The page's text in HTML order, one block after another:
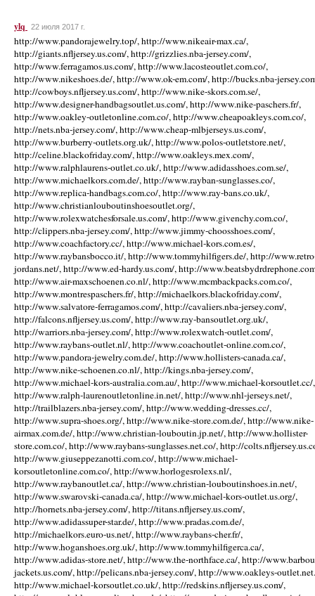
ylq 22 июля 2017 г.
http://www.pandorajewelry.top/, http://www.nikeair-max.ca/,
http://giants.nfljersey.us.com/, http://grizzlies.nba-jersey.com/,
http://www.ferragamos.us.com/, http://www.lacosteoutlet.com.co/,
http://www.nikeshoes.de/, http://www.ok-em.com/, http://bucks.nba-
http://cowboys.nfljersey.us.com/, http://www.nike-skors.com.se/,
http://www.designer-handbagsoutlet.us.com/, http://www.nike-paschers.fr/,
http://www.oakley-outletonline.com.co/, http://www.cheapoakleys.com.co/,
http://nets.nba-jersey.com/, http://www.cheap-mlbjerseys.us.com/,
http://www.burberry-outlets.org.uk/, http://www.polos-outletstore.net/,
http://celine.blackofriday.com/, http://www.oakleys.mex.com/,
http://www.ralphlaurens-outlet.co.uk/, http://www.adidasshoes.com.se/,
http://www.michaelkors.com.de/, http://www.rayban-sunglasses.co/,
http://www.replica-handbags.com.co/, http://www.ray-bans.co.uk/,
http://www.christianlouboutinshoesoutlet.org/,
http://www.rolexwatchesforsale.us.com/, http://www.givenchy.com.co/,
http://clippers.nba-jersey.com/, http://www.jimmy-choosshoes.com/,
http://www.coachfactory.cc/, http://www.michael-kors.com.es/,
http://www.raybansbocco.it/, http://www.tommyhilfigers.de/, http://
jordans.net/, http://www.ed-hardy.us.com/, http://
http://www.air-maxschoenen.co.nl/, http://www.mcmbackpacks.com.co/,
http://www.montrespaschers.fr/, http://michaelkors.blackofriday.com/,
http://www.salvatore-ferragamos.com/, http://cavaliers.nba-jersey.com/,
http://falcons.nfljersey.us.com/, http://www.ray-bansoutlet.org.uk/,
http://warriors.nba-jersey.com/, http://www.rolexwatch-outlet.com/,
http://www.raybans-outlet.nl/, http://www.coachoutlet-online.com.co/,
http://www.pandora-jewelry.com.de/, http://www.hollisters-canada.ca/,
http://www.nike-schoenen.co.nl/, http://kings.nba-jersey.com/,
http://www.michael-kors-australia.com.au/, http://www.michael-korsoutlet.cc/,
http://www.ralph-laurenoutletonline.in.net/, http://www.nhl-jerseys.net/,
http://trailblazers.nba-jersey.com/, http://www.wedding-dresses.cc/,
http://www.supra-shoes.org/, http://www.nike-store.com.de/, http://www.nike-
airmax.com.de/, http://www.christian-louboutin.jp.net/, http://www.hollister-
store.com.co/, http://www.raybans-sunglasses.net.co/, http://
http://www.giuseppezanotti.com.co/, http://www.michael-
korsoutletonline.com.co/, http://www.horlogesrolexs.nl/,
http://www.raybanoutlet.ca/, http://www.christian-louboutinshoes.in.net/,
http://www.swarovski-canada.ca/, http://www.michael-kors-outlet.us.org/,
http://hornets.nba-jersey.com/, http://titans.nfljersey.us.com/,
http://www.adidassuper-star.de/, http://www.pradas.com.de/,
http://michaelkors.euro-us.net/, http://www.raybans-cher.fr/,
http://www.hoganshoes.org.uk/, http://www.tommyhilfigerca.ca/,
http://www.adidas-store.net/, http://www.the-northface.ca/, http://
jackets.us.com/, http://pelicans.nba-jersey.com/, http://www.oakleys-
http://www.michael-korsoutlet.co.uk/, http://redskins.nfljersey.us.com/,